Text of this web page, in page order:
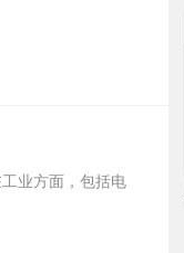
业方面，包括电